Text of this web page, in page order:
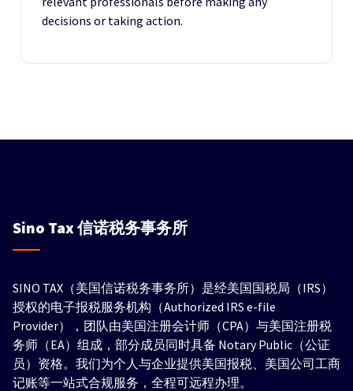
decisions or taking action.
Sino Tax信诺税务事务所
SINO TAX（美国信诺税务事务所）是经美国国税局（IRS）
授权的电子报税服务机构（Authorized IRS e-file
Provider），团队由美国注册会计师（CPA）与美国注册税
务师（EA）组成，部分成员同时具备 Notary Public（公证
员）资格。我们为个人与企业提供美国报税、美国公司工商
记账等一站式合规服务，全程可远程办理。